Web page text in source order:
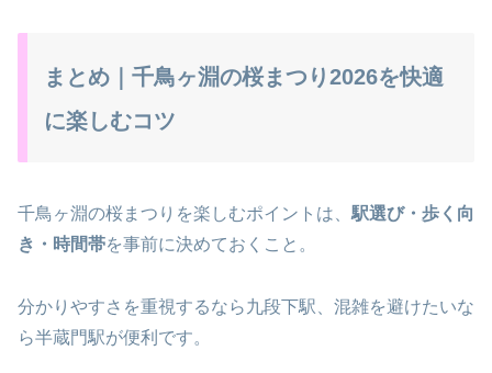
まとめ｜千鳥ヶ淵の桜まつり2026を快適
に楽しむコツ
千鳥ヶ淵の桜まつりを楽しむポイントは、 駅選び・歩く向
き・時間帯を事前に決めておくこと。
分かりやすさを重視するなら九段下駅、混雑を避けたいな
ら半蔵門駅が便利です。